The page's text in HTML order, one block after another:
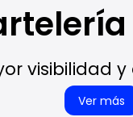
visibilidad
Ver más